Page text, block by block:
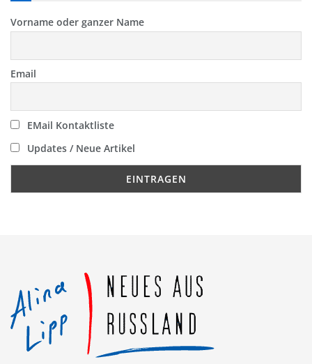
Vorname oder ganzer Name
Email
EMail Kontaktliste
Updates / Neue Artikel